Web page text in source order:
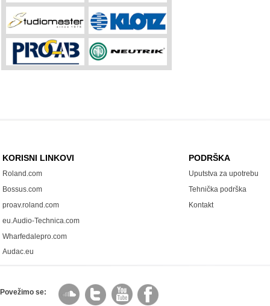
KORISNI LINKOVI
Roland.com
Bossus.com
proav.roland.com
eu.Audio-Technica.com
Wharfedalepro.com
Audac.eu
PODRŠKA
Uputstva za upotrebu
Tehnička podrška
Kontakt
Povežimo se: